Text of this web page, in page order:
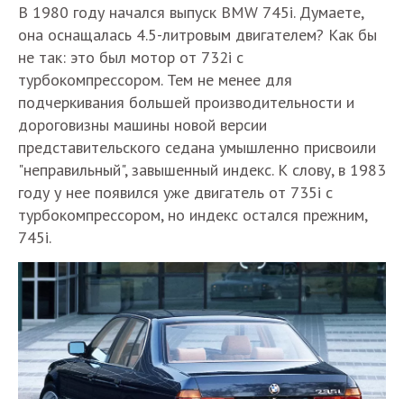
В 1980 году начался выпуск BMW 745i. Думаете,
она оснащалась 4.5-литровым двигателем? Как бы
не так: это был мотор от 732i с
турбокомпрессором. Тем не менее для
подчеркивания большей производительности и
дороговизны машины новой версии
представительского седана умышленно присвоили
"неправильный", завышенный индекс. К слову, в 1983
году у нее появился уже двигатель от 735i с
турбокомпрессором, но индекс остался прежним,
745i.